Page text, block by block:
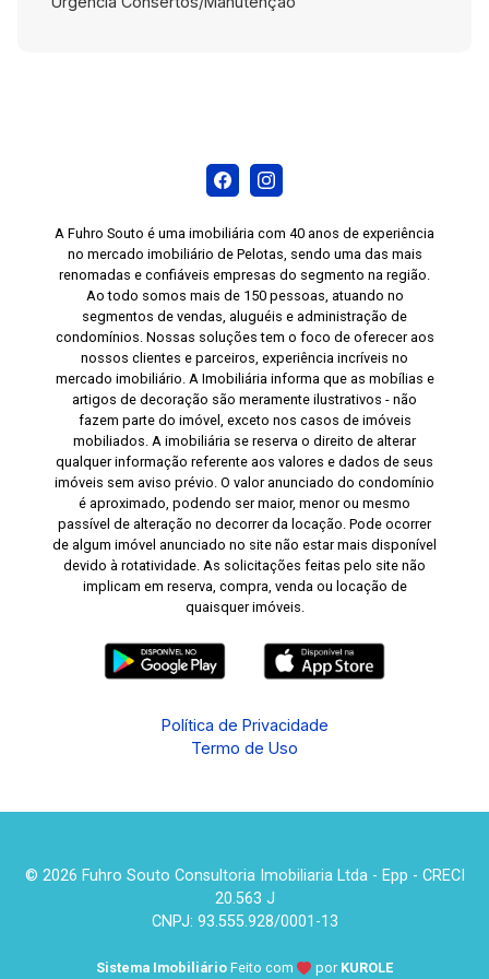
A Fuhro Souto é uma imobiliária com 40 anos de experiência
no mercado imobiliário de Pelotas, sendo uma das mais
renomadas e confiáveis empresas do segmento na região.
Ao todo somos mais de 150 pessoas, atuando no
segmentos de vendas, aluguéis e administração de
condomínios. Nossas soluções tem o foco de oferecer aos
nossos clientes e parceiros, experiência incríveis no
mercado imobiliário. A Imobiliária informa que as mobílias e
artigos de decoração são meramente ilustrativos - não
fazem parte do imóvel, exceto nos casos de imóveis
mobiliados. A imobiliária se reserva o direito de alterar
qualquer informação referente aos valores e dados de seus
imóveis sem aviso prévio. O valor anunciado do condomínio
é aproximado, podendo ser maior, menor ou mesmo
passível de alteração no decorrer da locação. Pode ocorrer
de algum imóvel anunciado no site não estar mais disponível
devido à rotatividade. As solicitações feitas pelo site não
implicam em reserva, compra, venda ou locação de
quaisquer imóveis.
Política de Privacidade
Termo de Uso
© 2026 Fuhro Souto Consultoria Imobiliaria Ltda - Epp - CRECI
20.563 J
CNPJ: 93.555.928/0001-13
Sistema Imobiliário Feito com por KUROLE